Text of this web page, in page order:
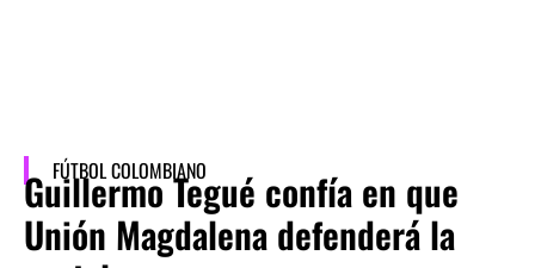
FÚTBOL COLOMBIANO
Guillermo Tegué confía en que
Unión Magdalena defenderá la